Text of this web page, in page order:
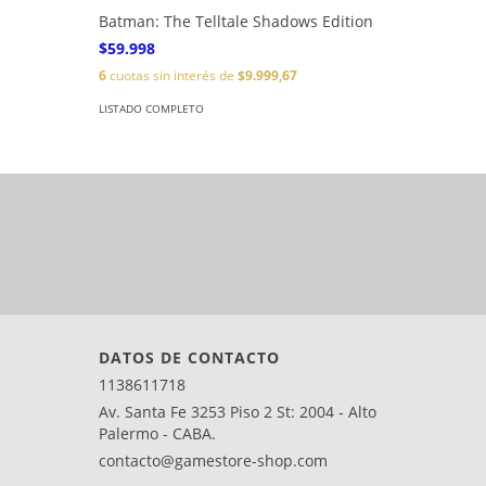
Batman: The Telltale Shadows Edition
$59.998
6cuotas sin interés de $9.999,67
LISTADO COMPLETO
DATOS DE CONTACTO
1138611718
Av. Santa Fe 3253 Piso 2 St: 2004 - Alto
Palermo - CABA.
contacto@gamestore-shop.com